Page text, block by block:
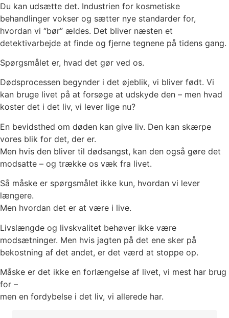
Du kan udsætte det. Industrien for kosmetiske
behandlinger vokser og sætter nye standarder for,
hvordan vi “bør” ældes. Det bliver næsten et
detektivarbejde at finde og fjerne tegnene på tidens gang.
Spørgsmålet er, hvad det gør ved os.
Dødsprocessen begynder i det øjeblik, vi bliver født. Vi
kan bruge livet på at forsøge at udskyde den – men hvad
koster det i det liv, vi lever lige nu?
En bevidsthed om døden kan give liv. Den kan skærpe
vores blik for det, der er.
Men hvis den bliver til dødsangst, kan den også gøre det
modsatte – og trække os væk fra livet.
Så måske er spørgsmålet ikke kun, hvordan vi lever
længere.
Men hvordan det er at være i live.
Livslængde og livskvalitet behøver ikke være
modsætninger. Men hvis jagten på det ene sker på
bekostning af det andet, er det værd at stoppe op.
Måske er det ikke en forlængelse af livet, vi mest har brug
for –
men en fordybelse i det liv, vi allerede har.